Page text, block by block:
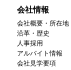
会社情報
会社概要・所在地
沿革・歴史
人事採用
アルバイト情報
会社見学要項